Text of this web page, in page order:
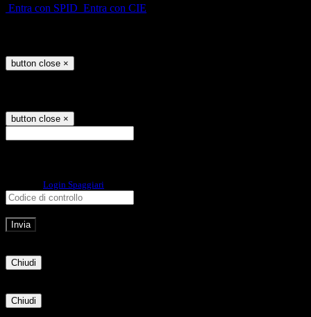
Entra con SPID Entra con CIE
button close ×
button close ×
Login Spaggiari
Chiudi
Chiudi